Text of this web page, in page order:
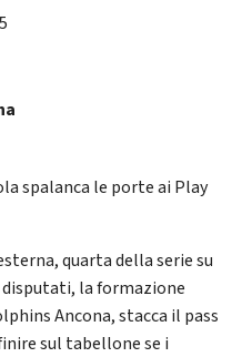
spalanca le porte ai Play
quarta della serie su
la formazione
Ancona, stacca il pass
sul tabellone se i